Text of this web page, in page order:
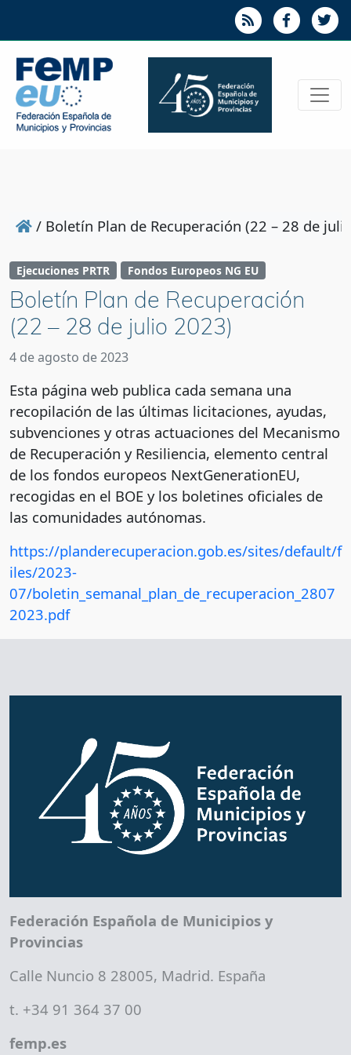
/ Boletín Plan de Recuperación (22 – 28 de
Ejecuciones PRTR Fondos Europeos NG EU
Boletín Plan de Recuperación
(22 – 28 de julio 2023)
4 de agosto de 2023
Esta página web publica cada semana una
recopilación de las últimas licitaciones, ayudas,
subvenciones y otras actuaciones del Mecanismo
de Recuperación y Resiliencia, elemento central
de los fondos europeos NextGenerationEU,
recogidas en el BOE y los boletines oficiales de
las comunidades autónomas.
https://planderecuperacion.gob.es/sites/default/f
iles/2023-
07/boletin_semanal_plan_de_recuperacion_2807
2023.pdf
Federación Española de Municipios y
Provincias
Calle Nuncio 8 28005, Madrid. España
t. +34 91 364 37 00
femp.es